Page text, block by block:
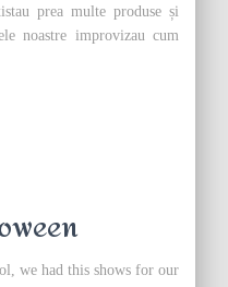
prea multe produse și
noastre improvizau cum
we had this shows for our